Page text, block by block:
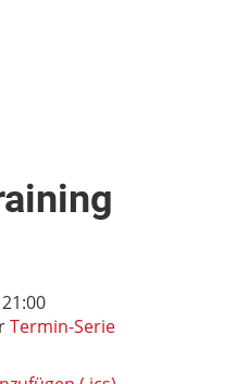
Termin-Serie